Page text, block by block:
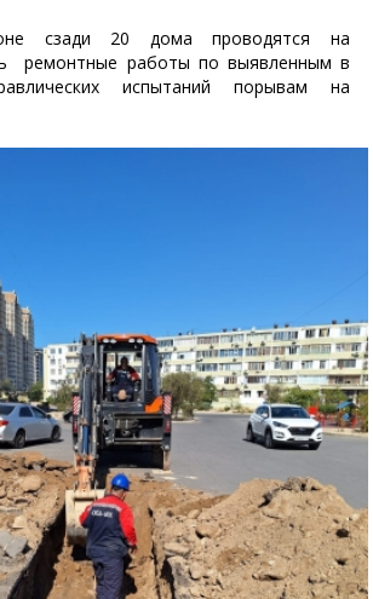
сзади 20 дома проводятся на
ремонтные работы по выявленным в
испытаний порывам на